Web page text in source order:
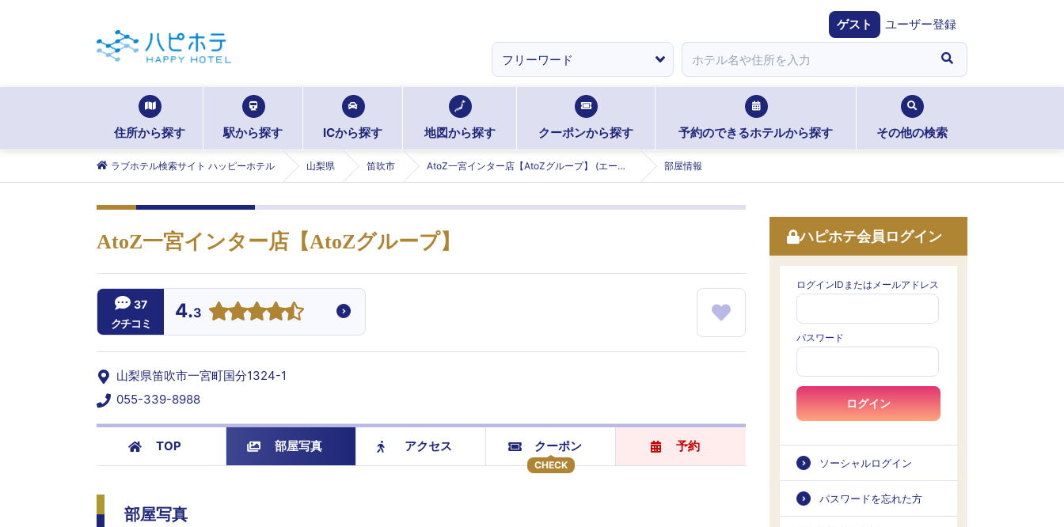
ゲスト ユーザー登録
住所から探す 駅から探す ICから探す 地図から探す クーポンから探す 予約のできるホテルから探す その他の検索
ラブホテル検索サイト ハッピーホテル 山梨県 笛吹市 AtoZ一宮インター店【AtoZグループ】 (エートゥーゼットイチノミヤインターテン) 部屋情報
AtoZ一宮インター店【AtoZグループ】
37
クチコミ
4.3
山梨県笛吹市一宮町国分1324-1
055-339-8988
TOP 部屋写真 アクセス
CHECK
クーポン 予約
部屋写真
ハピホテ会員ログイン
ログインIDまたはメールアドレス
パスワード
ログイン
ソーシャルログイン
パスワードを忘れた方